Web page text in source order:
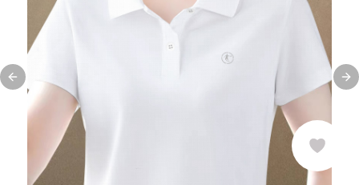
Previous slide